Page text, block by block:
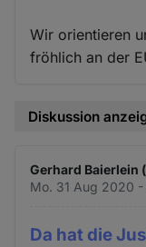
Wir orientieren
fröhlich an der
Diskussion
Gerhard Baierlein
Mo. 31 Aug 2020 -
Da hat die